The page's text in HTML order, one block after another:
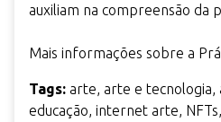
auxiliam na compreensão da
Mais informações sobre a
Tags: arte arte e tecnologia
educação internet arte NFTs